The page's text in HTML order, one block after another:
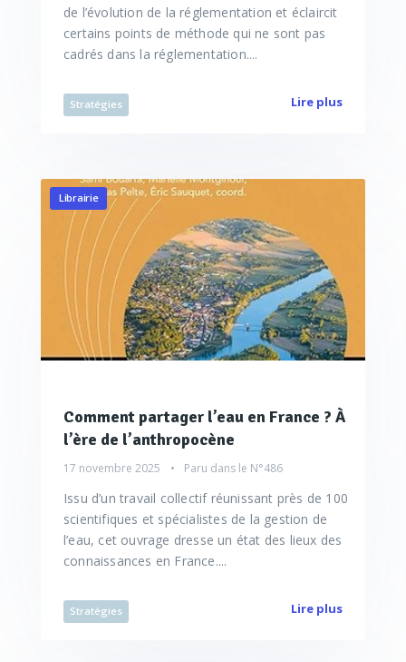
de l’évolution de la réglementation et éclaircit
certains points de méthode qui ne sont pas
cadrés dans la réglementation....
Stratégies Lire plus
Librairie
Comment partager l’eau en France ? À
l’ère de l’anthropocène
17 novembre 2025 Paru dans le N°486
Issu d’un travail collectif réunissant près de 100
scientifiques et spécialistes de la gestion de
l’eau, cet ouvrage dresse un état des lieux des
connaissances en France....
Stratégies Lire plus